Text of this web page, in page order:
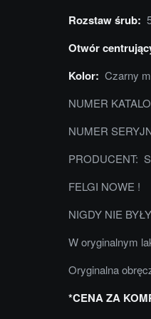
Rozstaw śrub:
Otwór
Kolor: Czarny
NUMER
NUMER
PRODUCENT:
FELGI NOWE !
NIGDY NIE
W oryginalnym
Oryginalna
*CENA ZA